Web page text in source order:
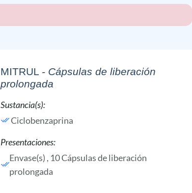
MITRUL - Cápsulas de liberación
prolongada
Sustancia(s):
Ciclobenzaprina
Presentaciones:
Envase(s) , 10 Cápsulas de liberación
prolongada